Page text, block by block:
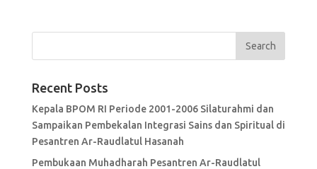
Recent Posts
Kepala BPOM RI Periode 2001-2006 Silaturahmi dan
Sampaikan Pembekalan Integrasi Sains dan Spiritual di
Pesantren Ar-Raudlatul Hasanah
Pembukaan Muhadharah Pesantren Ar-Raudlatul